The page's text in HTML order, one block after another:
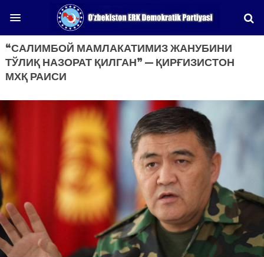
“САЛИМБОЙ МАМЛАКАТИМИЗ ЖАНУБИНИ
ТЎЛИҚ НАЗОРАТ ҚИЛГАН” — ҚИРҒИЗИСТОН
МХҚ РАИСИ